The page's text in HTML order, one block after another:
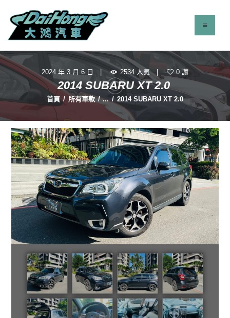
2024 年 3 月 6 日 2534 人氣 0 讚
2014 SUBARU XT 2.0
首頁 所有車款 ... 2014 SUBARU XT 2.0
最新消息
服務項目
立即找車
聯絡我們
關於我們